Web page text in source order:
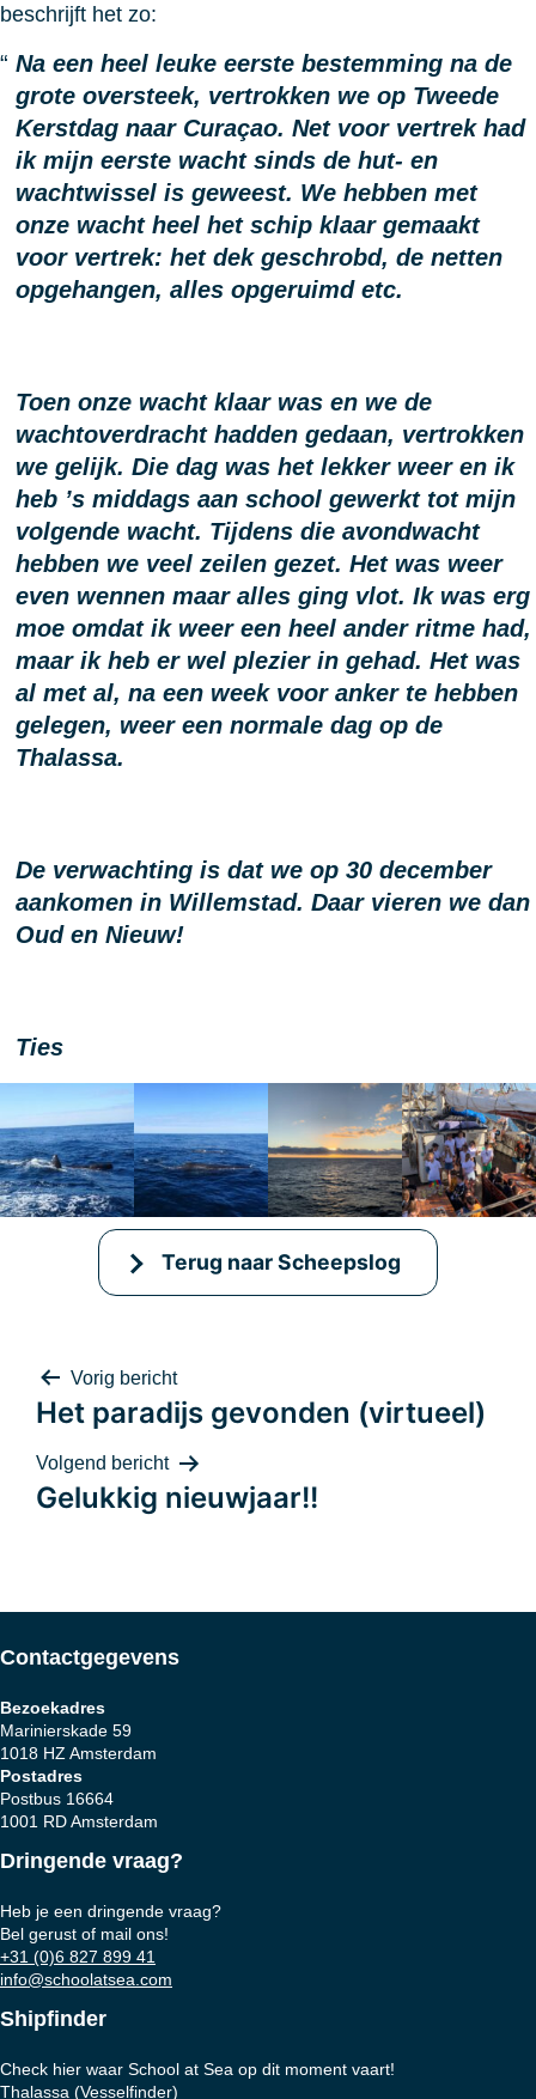
beschrijft het zo:
Na een heel leuke eerste bestemming na de
grote oversteek, vertrokken we op Tweede
Kerstdag naar Curaçao. Net voor vertrek had
ik mijn eerste wacht sinds de hut- en
wachtwissel is geweest. We hebben met
onze wacht heel het schip klaar gemaakt
voor vertrek: het dek geschrobd, de netten
opgehangen, alles opgeruimd etc.
Toen onze wacht klaar was en we de
wachtoverdracht hadden gedaan, vertrokken
we gelijk. Die dag was het lekker weer en ik
heb ’s middags aan school gewerkt tot mijn
volgende wacht. Tijdens die avondwacht
hebben we veel zeilen gezet. Het was weer
even wennen maar alles ging vlot. Ik was erg
moe omdat ik weer een heel ander ritme had,
maar ik heb er wel plezier in gehad. Het was
al met al, na een week voor anker te hebben
gelegen, weer een normale dag op de
Thalassa.
De verwachting is dat we op 30 december
aankomen in Willemstad. Daar vieren we dan
Oud en Nieuw!
Ties
Terug naar Scheepslog
Bericht
navigatie
Vorig bericht
Het paradijs gevonden (virtueel)
Volgend bericht
Gelukkig nieuwjaar!!
Contactgegevens
Bezoekadres
Marinierskade 59
1018 HZ Amsterdam
Postadres
Postbus 16664
1001 RD Amsterdam
Dringende vraag?
Heb je een dringende vraag?
Bel gerust of mail ons!
+31 (0)6 827 899 41
info@schoolatsea.com
Shipfinder
Check hier waar School at Sea op dit moment vaart!
Thalassa (Vesselfinder)